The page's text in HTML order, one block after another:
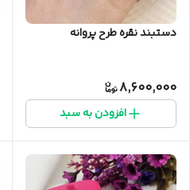
دستبند نقره طرح پروانه
8,600,000
افزودن به سبد